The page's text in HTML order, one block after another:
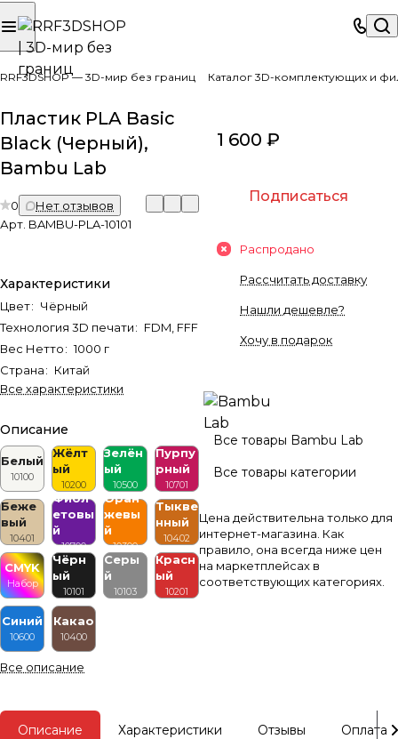
RRF3DSHOP — 3D-мир без границ Каталог 3D-комплектующих и
Пластик PLA Basic
Black (Черный),
Bambu Lab
0
Нет отзывов
Арт. BAMBU-PLA-10101
Характеристики
Цвет: Чёрный
Технология 3D печати: FDM, FFF
Вес Нетто: 1000 г
Страна: Китай
Все характеристики
Описание
Белый
10100
Жёлт
ый
10200
Зелён
ый
10500
Пурпу
рный
10701
Беже
вый
10401
Фиол
етовы
й
10700
Оран
жевы
й
10300
Тыкве
нный
10402
CMYK
Набор
Чёрн
ый
10101
Серы
й
10103
Красн
ый
10201
Синий
10600
Какао
10400
Все описание
1 600 ₽
Подписаться
Распродано
Рассчитать доставку
Нашли дешевле?
Хочу в подарок
Все товары Bambu Lab
Все товары категории
Цена действительна только для
интернет-магазина. Как
правило, она всегда ниже цен
на маркетплейсах в
соответствующих категориях.
Описание Характеристики Отзывы Оплата